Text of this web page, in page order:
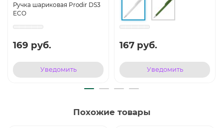
Ручка шариковая Prodir DS3
ECO
169 руб.
Уведомить
167 руб.
Уведомить
Похожие товары